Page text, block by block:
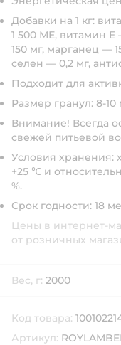
Добавки на 1 кг:
1 500 МЕ, витамин
150 мг, марганец —
селен — 0,2 мг,
Подходит для
Размер гранул: 8-10
Внимание! Всегда
свежей питьевой
Условия хранения:
+25 ℃ и
%.
Срок годности: 18
Цены в интернет-
от розничных
Вес, г: 2000
Код товара:
Артикул: